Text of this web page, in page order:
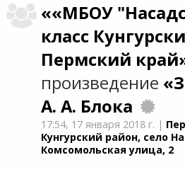
««МБОУ
класс
Пермский
произведение
А. А. Блока
17:54, 17 января 2018 г. |
Кунгурский район, село
Комсомольская улица, 2